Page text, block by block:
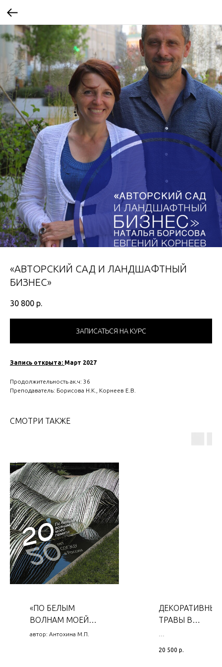
«АВТОРСКИЙ САД И ЛАНДШАФТНЫЙ
БИЗНЕС»
30 800 р.
ЗАПИСАТЬСЯ НА КУРС
Запись открыта: Март 2027
Продолжительность ак.ч: 36
Преподаватель: Борисова Н.К., Корнеев Е.В.
СМОТРИ ТАКЖЕ
«ПО БЕЛЫМ
ВОЛНАМ МОЕЙ
ПАМЯТИ»
автор: Антохина М.П.
ДЕКОРАТИВНЫЕ
ТРАВЫ В
20 500 р.